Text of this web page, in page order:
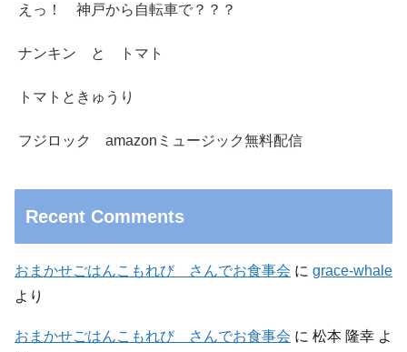
えっ！ 神戸から自転車で？？？
ナンキン と トマト
トマトときゅうり
フジロック amazonミュージック無料配信
Recent Comments
おまかせごはんこもれび さんでお食事会 に grace-whale
より
おまかせごはんこもれび さんでお食事会 に 松本 隆幸 よ